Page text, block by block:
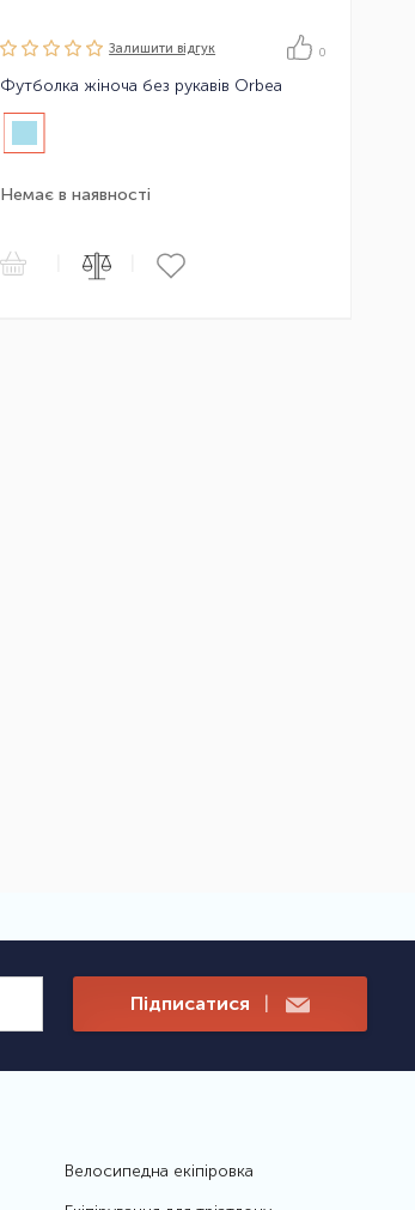
Залишити вiдгук 0
Футболка жіноча без рукавів Orbea
Немає в наявності
Підписатися |
Велосипедна екіпіровка